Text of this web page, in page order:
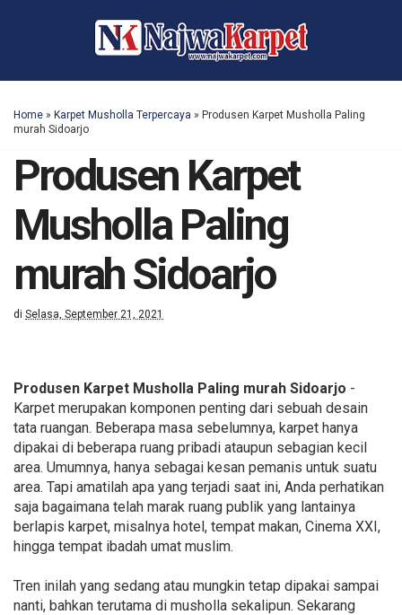
Home » Karpet Musholla Terpercaya » Produsen Karpet Musholla Paling
murah Sidoarjo
Produsen Karpet
Musholla Paling
murah Sidoarjo
di Selasa, September 21, 2021
Produsen Karpet Musholla Paling murah Sidoarjo -
Karpet merupakan komponen penting dari sebuah desain
tata ruangan. Beberapa masa sebelumnya, karpet hanya
dipakai di beberapa ruang pribadi ataupun sebagian kecil
area. Umumnya, hanya sebagai kesan pemanis untuk suatu
area. Tapi amatilah apa yang terjadi saat ini, Anda perhatikan
saja bagaimana telah marak ruang publik yang lantainya
berlapis karpet, misalnya hotel, tempat makan, Cinema XXI,
hingga tempat ibadah umat muslim.
Tren inilah yang sedang atau mungkin tetap dipakai sampai
nanti, bahkan terutama di musholla sekalipun. Sekarang